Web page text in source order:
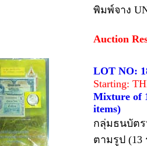
พิมพ์จาง
Auction
LOT NO:
Starting:
Mixture of
items)
กลุ่มธนบัตร
ตามรูป (13